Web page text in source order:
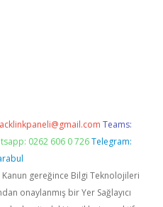
Teams:
0262 606 0 726 Telegram:
Kanun gereğince Bilgi Teknolojileri
onaylanmış bir Yer Sağlayıcı